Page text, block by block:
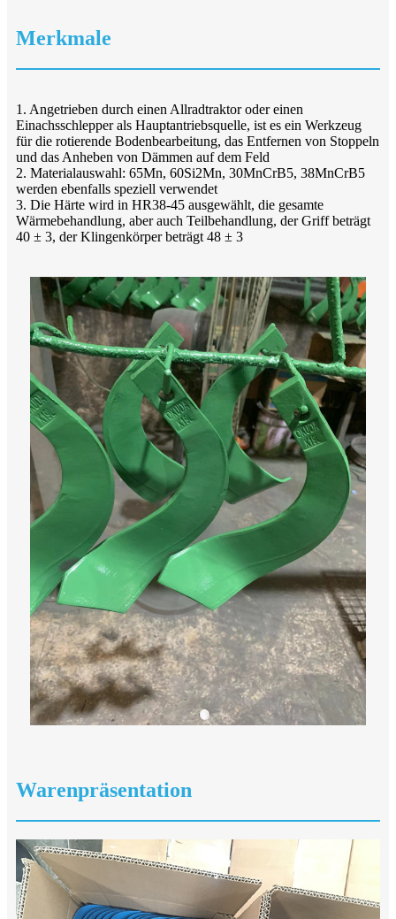
Merkmale
1. Angetrieben durch einen Allradtraktor oder einen
Einachsschlepper als Hauptantriebsquelle, ist es ein Werkzeug
für die rotierende Bodenbearbeitung, das Entfernen von Stoppeln
und das Anheben von Dämmen auf dem Feld
2. Materialauswahl: 65Mn, 60Si2Mn, 30MnCrB5, 38MnCrB5
werden ebenfalls speziell verwendet
3. Die Härte wird in HR38-45 ausgewählt, die gesamte
Wärmebehandlung, aber auch Teilbehandlung, der Griff beträgt
40 ± 3, der Klingenkörper beträgt 48 ± 3
Warenpräsentation